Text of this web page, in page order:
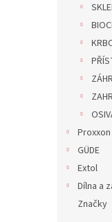
Proxxon
GÜDE
Extol
Dílna a
Značky